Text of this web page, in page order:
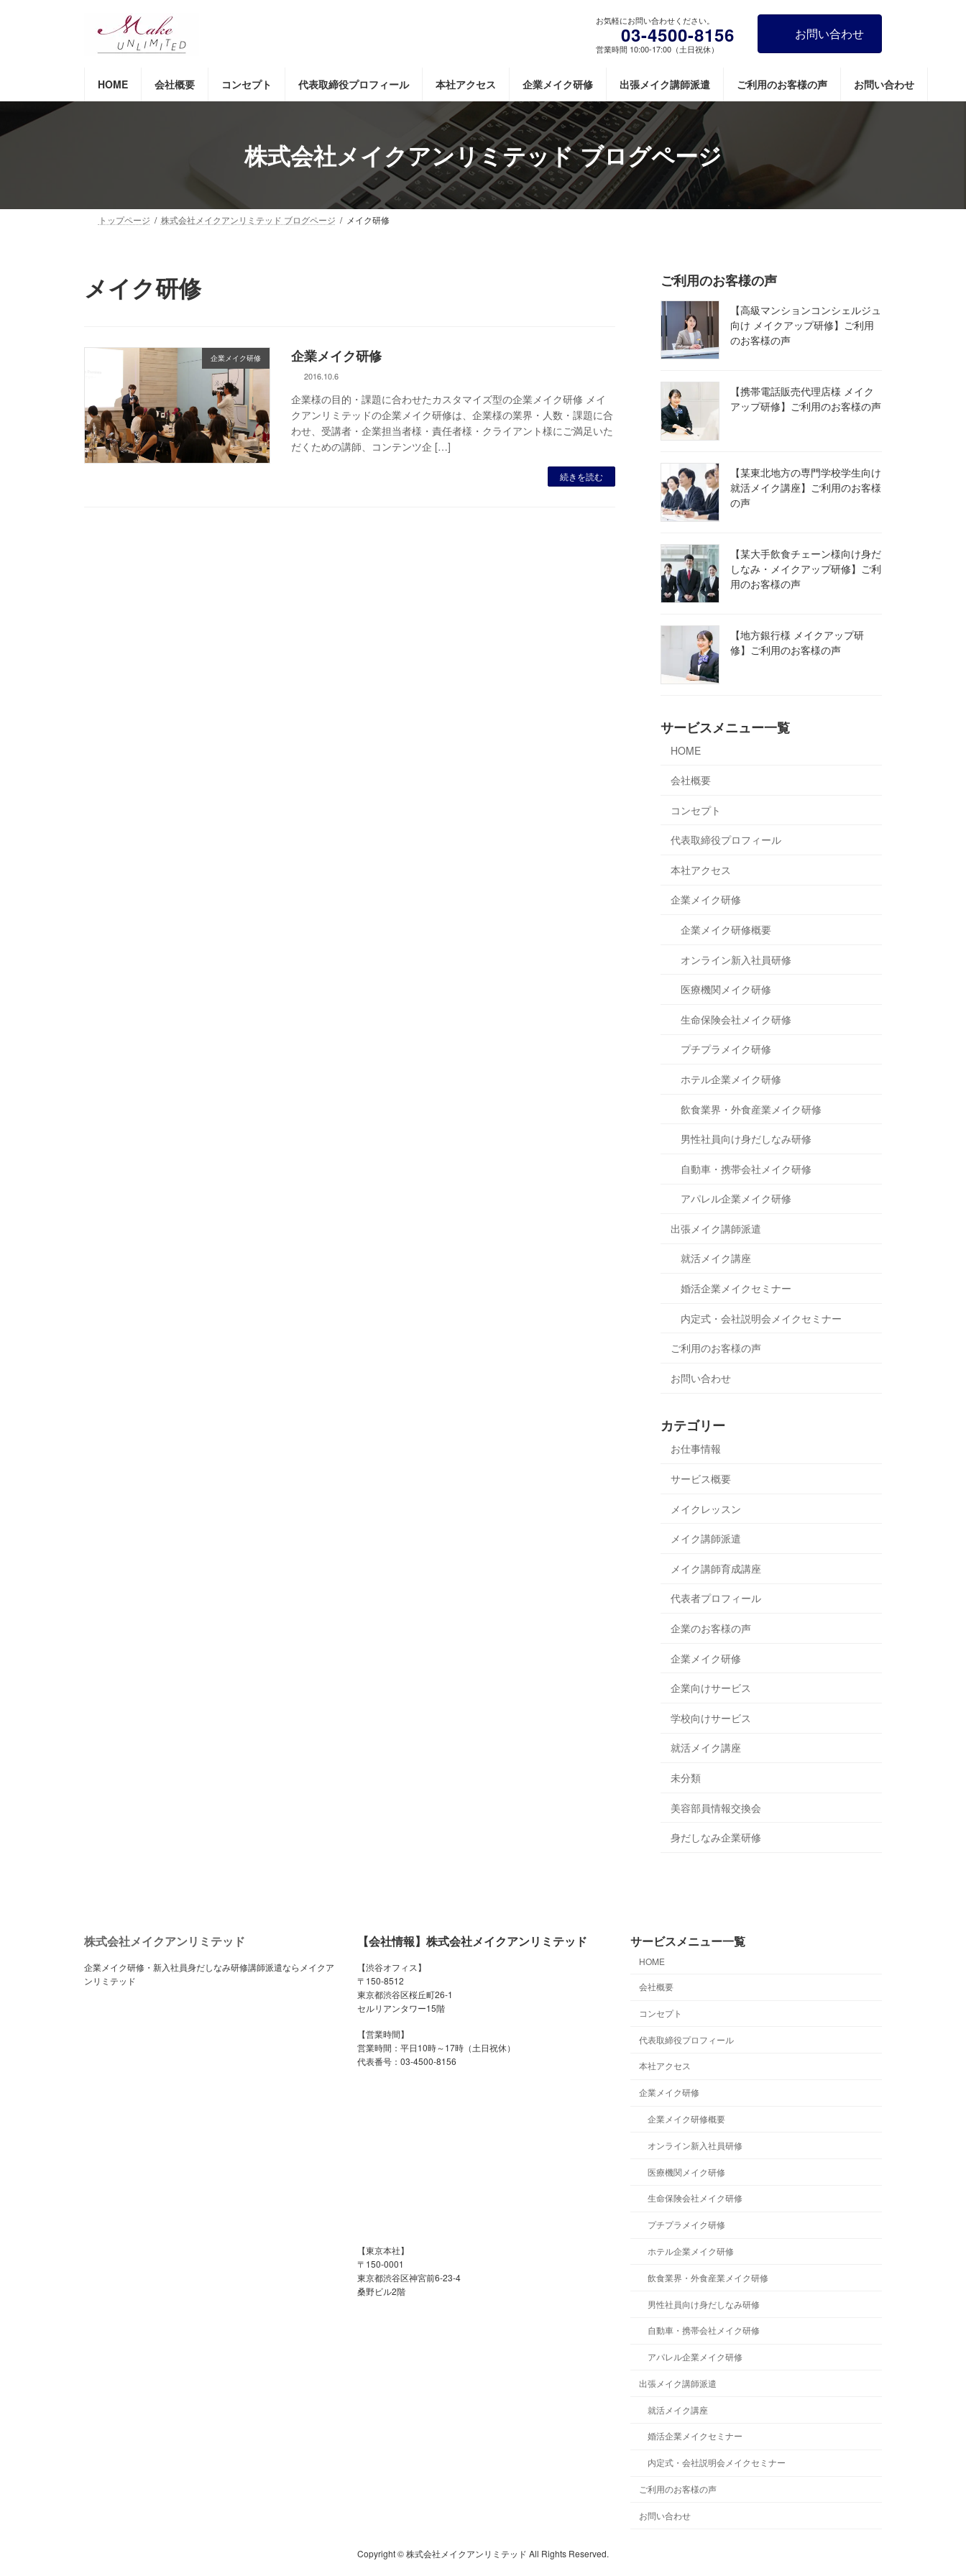
キ
に
お気軽にお問い合わせください。
03-4500-8156
営業時間 10:00-17:00（土日祝休）
お問い合わせ
HOME 会社概要 コンセプト 代表取締役プロフィール 本社アクセス 企業メイク研修 出張メイク講師派遣 ご利用のお客様の声 お問い合わせ
株式会社メイクアンリミテッド ブログページ
トップページ 株式会社メイクアンリミテッド ブログページ メイク研修
メイク研修
企業メイク研修 企業メイク研修
2016.10.6
企業様の目的・課題に合わせたカスタマイズ型の企業メイク研修 メイ
クアンリミテッドの企業メイク研修は、企業様の業界・人数・課題に合
わせ、受講者・企業担当者様・責任者様・クライアント様にご満足いた
だくための講師、コンテンツ企 […]
続きを読む
ご利用のお客様の声
【高級マンションコンシェルジュ
向け メイクアップ研修】ご利用
のお客様の声
【携帯電話販売代理店様 メイク
アップ研修】ご利用のお客様の声
【某東北地方の専門学校学生向け
就活メイク講座】ご利用のお客様
の声
【某大手飲食チェーン様向け身だ
しなみ・メイクアップ研修】ご利
用のお客様の声
【地方銀行様 メイクアップ研
修】ご利用のお客様の声
サービスメニュー一覧
HOME
会社概要
コンセプト
代表取締役プロフィール
本社アクセス
企業メイク研修
企業メイク研修概要
オンライン新入社員研修
医療機関メイク研修
生命保険会社メイク研修
プチプラメイク研修
ホテル企業メイク研修
飲食業界・外食産業メイク研修
男性社員向け身だしなみ研修
自動車・携帯会社メイク研修
アパレル企業メイク研修
出張メイク講師派遣
就活メイク講座
婚活企業メイクセミナー
内定式・会社説明会メイクセミナー
ご利用のお客様の声
お問い合わせ
カテゴリー
お仕事情報
サービス概要
メイクレッスン
メイク講師派遣
メイク講師育成講座
代表者プロフィール
企業のお客様の声
企業メイク研修
企業向けサービス
学校向けサービス
就活メイク講座
未分類
美容部員情報交換会
身だしなみ企業研修
株式会社メイクアンリミテッド
企業メイク研修・新入社員身だしなみ研修講師派遣ならメイクア
ンリミテッド
【会社情報】株式会社メイクアンリミテッド
【渋谷オフィス】
〒150-8512
東京都渋谷区桜丘町26-1
セルリアンタワー15階
【営業時間】
営業時間：平日10時～17時（土日祝休）
代表番号：03-4500-8156
【東京本社】
〒150-0001
東京都渋谷区神宮前6-23-4
桑野ビル2階
サービスメニュー一覧
HOME
会社概要
コンセプト
代表取締役プロフィール
本社アクセス
企業メイク研修
企業メイク研修概要
オンライン新入社員研修
医療機関メイク研修
生命保険会社メイク研修
プチプラメイク研修
ホテル企業メイク研修
飲食業界・外食産業メイク研修
男性社員向け身だしなみ研修
自動車・携帯会社メイク研修
アパレル企業メイク研修
出張メイク講師派遣
就活メイク講座
婚活企業メイクセミナー
内定式・会社説明会メイクセミナー
ご利用のお客様の声
お問い合わせ
Copyright © 株式会社メイクアンリミテッド All Rights Reserved.